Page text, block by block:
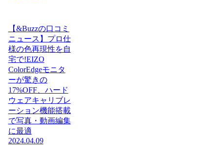
【&Buzzの口コミ
ニュース】プロ仕
様の色再現性を自
宅で!EIZO
ColorEdgeモニタ
ーが驚きの
17%OFF、ハード
ウェアキャリブレ
ーション機能搭載
で写真・動画編集
に最適
2024.04.09